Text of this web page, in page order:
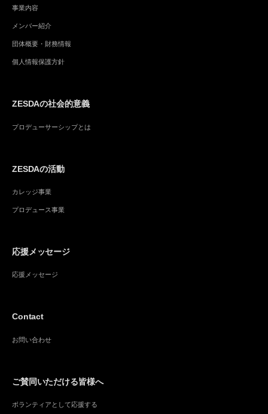
事業内容
メンバー紹介
団体概要・財務情報
個人情報保護方針
ZESDAの社会的意義
プロデューサーシップとは
ZESDAの活動
カレッジ事業
プロデュース事業
応援メッセージ
応援メッセージ
Contact
お問い合わせ
ご賛同いただける皆様へ
ボランティアとして応援する